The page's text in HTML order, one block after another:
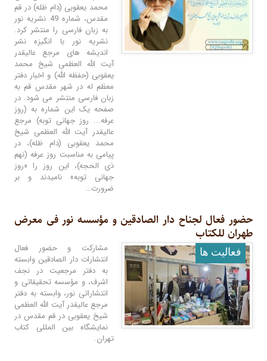
محمد یعقوبی (دام ظله) در قم
مقدس، شماره 49 نشریه نور
به زبان فارسی را منتشر کرد.
نشریه نور با انگیزه نشر
اندیشه های مرجع عالیقدر
آیت الله العظمی شیخ محمد
یعقوبی (حفظه الله) و اخبار دفتر
معظم له در شهر مقدس قم به
زبان فارسی منتشر می شود. در
صفحه یک این شماره به (روز
عرفه... روز جهانی توبه) مرجع
عالیقدر آیت ‌الله العظمی شیخ
محمد یعقوبی (دام ظله)، در
پیامی به مناسبت روز عرفه (نهم
ذی ‌الحجه)، این روز را «روز
جهانی توبه» نامیدند و بر
ضرورت…
حضور فعال لجناح دار الصادقین و مؤسسه نور فی معرض
طهران للکتاب
فعالیت ها
مشارکت و حضور فعال
انتشارات دار الصادقین وابسته
به دفتر مرجعیت در نجف
اشرف، و مؤسسه تحقیقاتی و
انتشاراتی نور، وابسته به دفتر
مرجع عالیقدر آیت الله العظمی
شیخ یعقوبی در قم مقدس در
نمایشگاه بین‌ المللی کتاب
تهران.